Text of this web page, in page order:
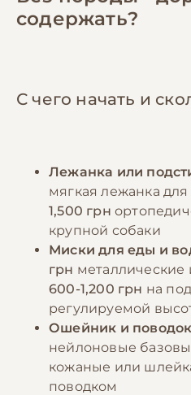
продолжительность
возраста и
сухом месте для
является
командам, которое
послушную и
🎁 −10% на
По промокоду E-PET
натуральном
включать нежирное
Важно соблюдать
размера и активности
перекармливания,
Необходимо
к свежей воде.
можно давать
добавки после
ветеринаром.
🎁 −10% на
По промокоду E-PET
содержать?
С чего начать и
Лежанка или
мягкая лежанка
1,500 грн
крупной собаки
Миски для еды и
грн металлические
600-1,200 грн на
регулируемой
Ошейник и
нейлоновые
кожаные или
поводком